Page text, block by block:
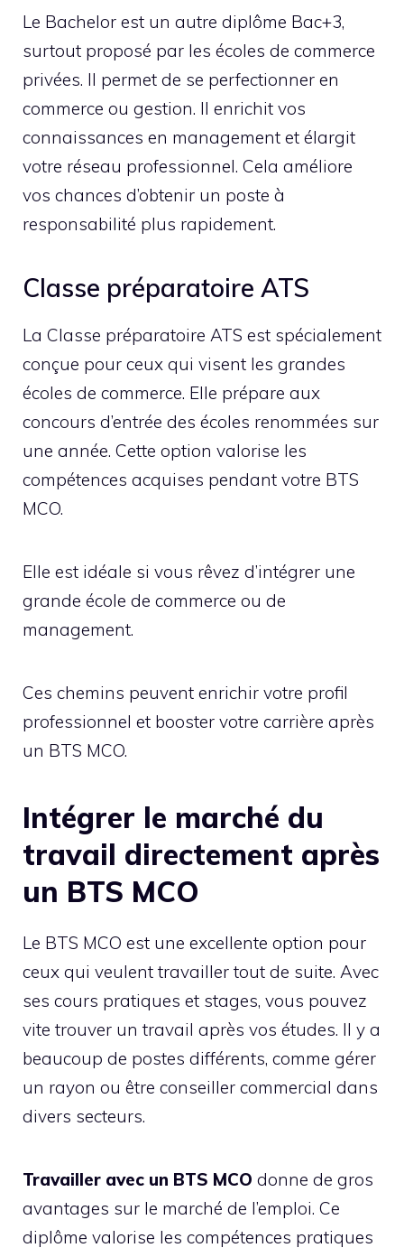
Le Bachelor est un autre diplôme Bac+3,
surtout proposé par les écoles de commerce
privées. Il permet de se perfectionner en
commerce ou gestion. Il enrichit vos
connaissances en management et élargit
votre réseau professionnel. Cela améliore
vos chances d’obtenir un poste à
responsabilité plus rapidement.
Classe préparatoire ATS
La Classe préparatoire ATS est spécialement
conçue pour ceux qui visent les grandes
écoles de commerce. Elle prépare aux
concours d’entrée des écoles renommées sur
une année. Cette option valorise les
compétences acquises pendant votre BTS
MCO.
Elle est idéale si vous rêvez d’intégrer une
grande école de commerce ou de
management.
Ces chemins peuvent enrichir votre profil
professionnel et booster votre carrière après
un BTS MCO.
Intégrer le marché du
travail directement après
un BTS MCO
Le BTS MCO est une excellente option pour
ceux qui veulent travailler tout de suite. Avec
ses cours pratiques et stages, vous pouvez
vite trouver un travail après vos études. Il y a
beaucoup de postes différents, comme gérer
un rayon ou être conseiller commercial dans
divers secteurs.
Travailler avec un BTS MCO donne de gros
avantages sur le marché de l’emploi. Ce
diplôme valorise les compétences pratiques